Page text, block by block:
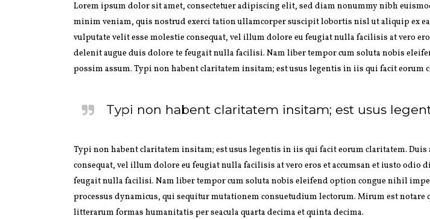
Lorem ipsum dolor sit amet, consectetuer adipiscing elit, sed diam nonummy nibh
minim veniam, quis nostrud exerci tation ullamcorper suscipit lobortis nisl ut aliquip ex
vulputate velit esse molestie consequat, vel illum dolore eu feugiat nulla facilisis at vero
delenit augue duis dolore te feugait nulla facilisi. Nam liber tempor cum soluta nobis
possim assum. Typi non habent claritatem insitam; est usus legentis in iis qui facit eorum
Typi non habent claritatem insitam; est usus
Typi non habent claritatem insitam; est usus legentis in iis qui facit eorum claritatem.
consequat, vel illum dolore eu feugiat nulla facilisis at vero eros et accumsan et iusto
feugait nulla facilisi. Nam liber tempor cum soluta nobis eleifend option congue nihil
processus dynamicus, qui sequitur mutationem consuetudium lectorum. Mirum est
litterarum formas humanitatis per seacula quarta decima et quinta decima.